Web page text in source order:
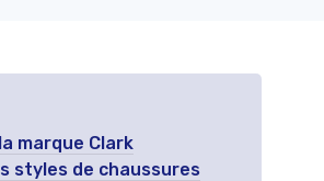
marque Clark
styles de chaussures